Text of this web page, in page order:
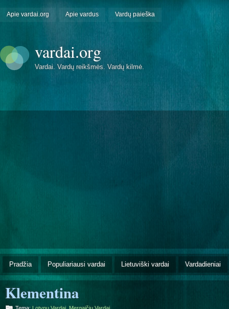
Apie vardai.org Apie vardus Vardų paieška
vardai.org
Vardai. Vardų reikšmės. Vardų kilmė.
Pradžia Populiariausi vardai Lietuviški vardai Vardadieniai
Klementina
Tema: Lotynų Vardai Mergaičių Vardai